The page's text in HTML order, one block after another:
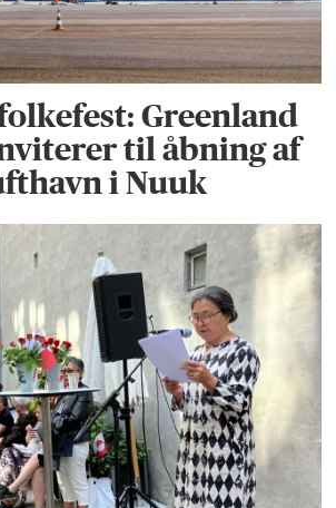
Greenland
til åbning af
i Nuuk